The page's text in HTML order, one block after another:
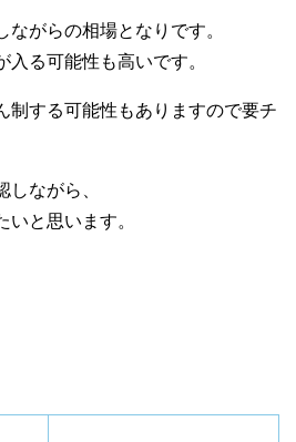
がらの相場となりです。
る可能性も高いです。
制する可能性もありますので要チ
ながら、
と思います。